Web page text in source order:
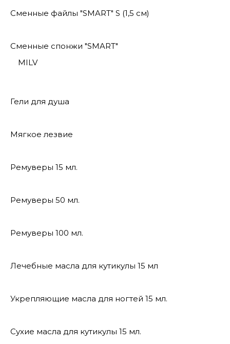
Сменные файлы "SMART" S (1,5 см)
Сменные спонжи "SMART"
MILV
Гели для душа
Мягкое лезвие
Ремуверы 15 мл.
Ремуверы 50 мл.
Ремуверы 100 мл.
Лечебные масла для кутикулы 15 мл
Укрепляющие масла для ногтей 15 мл.
Сухие масла для кутикулы 15 мл.